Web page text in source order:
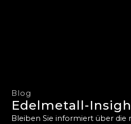
Blog
Edelmetall-
Bleiben Sie informiert über